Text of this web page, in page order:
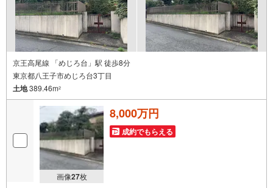
京王高尾線 「めじろ台」駅 徒歩8分
東京都八王子市めじろ台3丁目
土地389.46m2
画像27枚
8,000万円
成約でもらえる